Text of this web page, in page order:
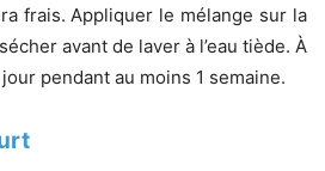
frais. Appliquer le mélange sur la
avant de laver à l’eau tiède. À
pendant au moins 1 semaine.